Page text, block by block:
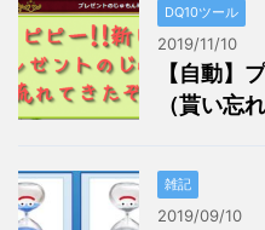
DQ10ツール
2019/11/10
【自動】
（貰い忘
雑記
2019/09/10